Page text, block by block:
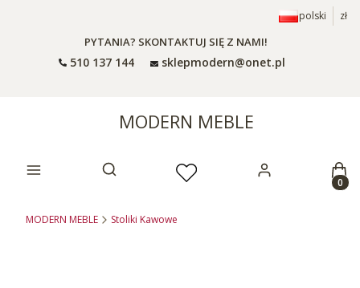
polski zł
PYTANIA? SKONTAKTUJ SIĘ Z NAMI!
510 137 144 sklepmodern@onet.pl
MODERN MEBLE
Otwórz wyszukiwarkę
MODERN MEBLE Stoliki Kawowe